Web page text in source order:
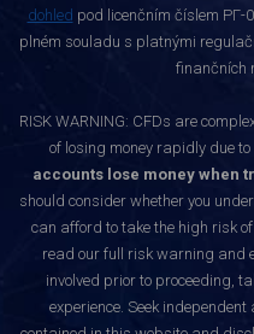
dohled pod licenčním číslem РГ-
plném souladu s platnými
finančních
RISK WARNING: CFDs are
of losing money rapidly due to
accounts lose money when
should consider whether you
can afford to take the high risk
read our full risk warning and
involved prior to proceeding,
experience. Seek